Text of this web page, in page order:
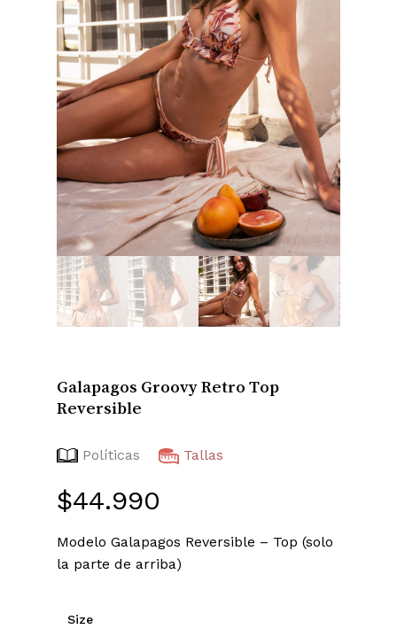
Políticas Tallas
Galapagos Groovy Retro Top
Reversible
$44.990
Modelo Galapagos Reversible – Top (solo
la parte de arriba)
Size